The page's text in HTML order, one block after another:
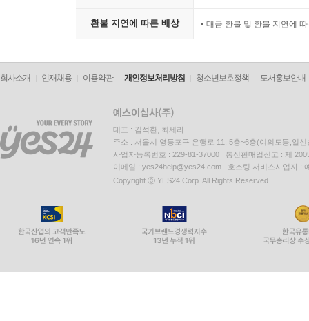
환불 지연에 따른 배상 대금 환불 및 환불 지연에
회사소개 인재채용 이용약관 개인정보처리방침 청소년보호정책 도서홍보안내
대표 : 김석환, 최세라
주소 : 서울시 영등포구 은행로 11, 5층~6층(여의도동,일신
사업자등록번호 : 229-81-37000 통신판매업신고 : 제
이메일 : yes24help@yes24.com 호스팅 서비스사업자 :
Copyright ⓒ YES24 Corp. All Rights Reserved.